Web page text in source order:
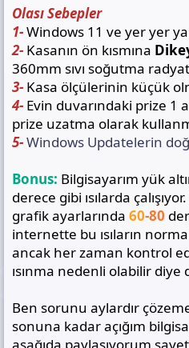
Olası Sebepler
1-Windows 11 ve yer yer
2- Kasanın ön kısmına
360mm sıvı soğutma
3- Kasa ölçülerinin küçük
4- Evin duvarındaki prize 1
prize uzatma olarak
5-Windows Updatelerin
Bonus: Bilgisayarım yük
derece gibi ısılarda
grafik ayarlarında 60-80
internette bu ısıların
ancak her zaman kontrol
ısınma nedenli olabilir
Ben sorunu aylardır
sonuna kadar açığım
aşağıda paylaşıyorum